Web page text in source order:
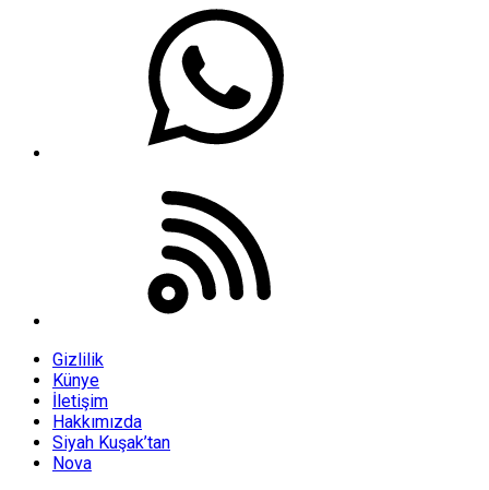
Gizlilik
Künye
İletişim
Hakkımızda
Siyah Kuşak’tan
Nova